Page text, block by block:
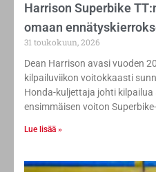
Harrison Superbike
omaan
31 toukokuun, 2026
Dean Harrison avasi vuoden
kilpailuviikon voitokkaasti
Honda-kuljettaja johti
ensimmäisen voiton
Lue lisää »